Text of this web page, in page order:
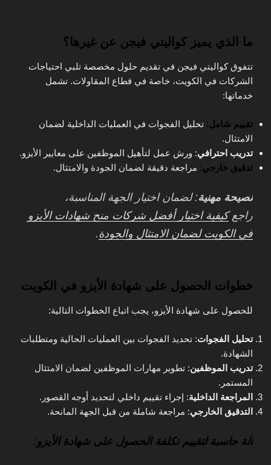
ما الذي يميز كواليتي فيجن عن غيرها؟
تتفوق كواليتي فيجن في تقديم حلول مخصصة تلبي احتياجات
الشركات في الكويت، خاصة في قطاع المقاولات. تشمل
خدماتها:
تقييم شامل: تحليل الفجوات في العمليات الداخلية لضمان
الامتثال.
تدريب احترافي: ورش عمل لتأهيل الموظفين على معايير الأيزو.
تدقيق خارجي: مراجعة دقيقة لضمان الجودة والامتثال.
نصيحة مهنية: لضمان اختيار الجهة المناسبة،
راجعكيفية اختيار أفضل شركات منح شهادات الأيزو
في الكويت لضمان الامتثال والجودة.
خطوات الحصول على شهادة الأيزو في الكويت
للحصول على شهادة الأيزو، يجب اتباع الخطوات التالية:
تحليل الفجوات: تحديد الفجوات بين العمليات الحالية ومتطلبات
الشهادة.
تدريب الموظفين: تطوير مهارات الموظفين لضمان الامتثال
المستمر.
المراجعة الداخلية: إجراء تقييم داخلي لتحديد أوجه القصور.
التدقيق الخارجي: مراجعة شاملة من قبل الجهة المانحة.
آلة حاسبة لتقييم تكلفة الحصول على شهادة الأيزو: